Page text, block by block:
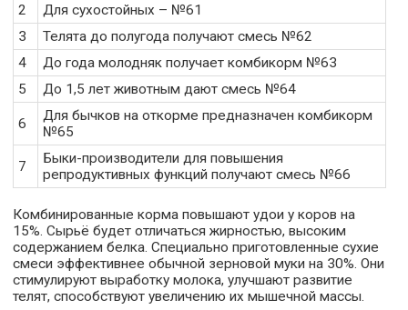
2
Для сухостойных – №61
3
Телята до полугода получают смесь №62
4
До года молодняк получает комбикорм №63
5
До 1,5 лет животным дают смесь №64
6
Для бычков на откорме предназначен комбикорм
№65
7
Быки-производители для повышения
репродуктивных функций получают смесь №66
Комбинированные корма повышают удои у коров на
15%. Сырьё будет отличаться жирностью, высоким
содержанием белка. Специально приготовленные сухие
смеси эффективнее обычной зерновой муки на 30%. Они
стимулируют выработку молока, улучшают развитие
телят, способствуют увеличению их мышечной массы.